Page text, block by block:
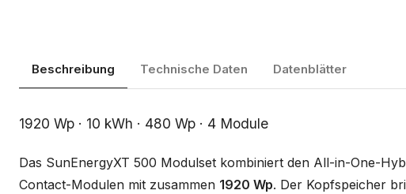
Beschreibung Technische Daten Datenblätter
Beschreibung
1920 Wp · 10 kWh · 480 Wp · 4 Module
Das SunEnergyXT 500 Modulset kombiniert den All-in-One-
Contact-Modulen mit zusammen 1920 Wp. Der Kopfspeicher